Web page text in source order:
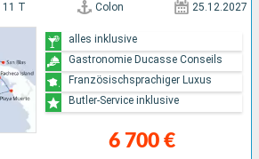
11 T Colon 25.12.2027
6 700 €
alles inklusive
Gastronomie Ducasse Conseils
Französischsprachiger Luxus
Butler-Service inklusive